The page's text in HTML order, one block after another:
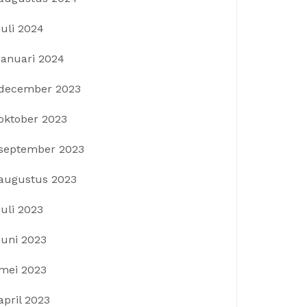
2024
2024
2023
2023
2023
2023
2023
2023
2023
2023